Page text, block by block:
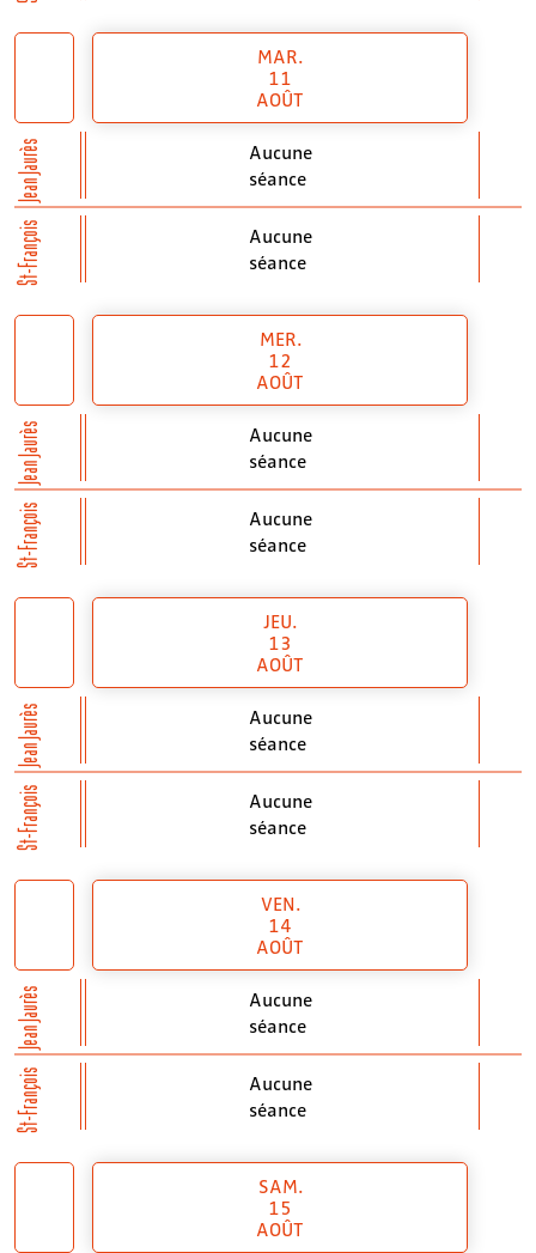
Jean Jaurès
St-François
MAR.
11
AOÛT
Aucune
séance
Aucune
séance
Jean Jaurès
St-François
MER.
12
AOÛT
Aucune
séance
Aucune
séance
Jean Jaurès
St-François
JEU.
13
AOÛT
Aucune
séance
Aucune
séance
Jean Jaurès
St-François
VEN.
14
AOÛT
Aucune
séance
Aucune
séance
SAM.
15
AOÛT